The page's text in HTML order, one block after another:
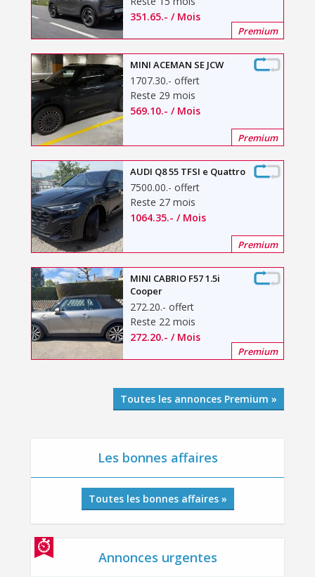
351.65.- / Mois
Premium
MINI ACEMAN SE JCW
1707.30.- offert
Reste 29 mois
569.10.- / Mois
Premium
AUDI Q8 55 TFSI e Quattro
7500.00.- offert
Reste 27 mois
1064.35.- / Mois
Premium
MINI CABRIO F57 1.5i
Cooper
272.20.- offert
Reste 22 mois
272.20.- / Mois
Premium
Toutes les annonces Premium »
Les bonnes affaires
Toutes les bonnes affaires »
Annonces urgentes